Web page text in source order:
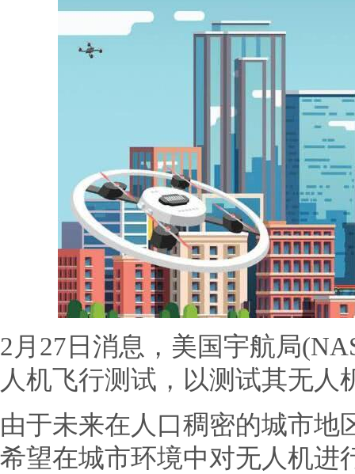
2月27日消息，美国宇航局
人机飞行测试，以测试其无人
由于未来在人口稠密的城市地
希望在城市环境中对无人机进